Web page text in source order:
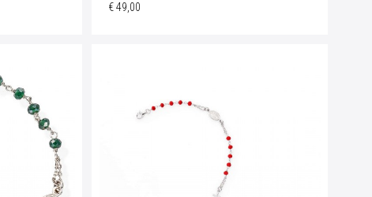
€ 49,00